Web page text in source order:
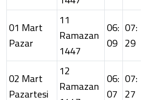
01 Mart
Pazar
11
Ramazan
1447
06:
09
07:
29
02 Mart
Pazartesi
12
Ramazan 06:
07
07:
27